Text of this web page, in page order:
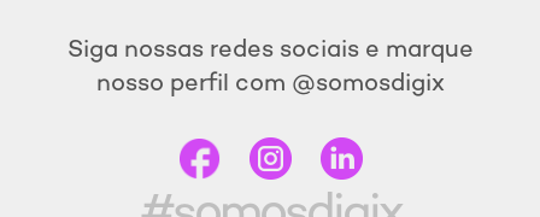
Siga nossas redes sociais e marque
nosso perfil com @somosdigix